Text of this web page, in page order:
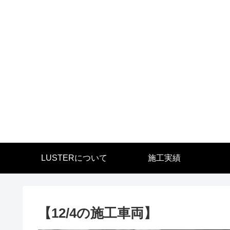
LUSTERについて 施工実績
【12/4の施工車両】